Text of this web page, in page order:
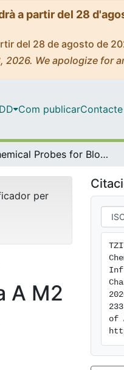
a partir del 28
del 28 de agosto de
We apologize for
Com publicarContacte
Chemical Probes for Blocking of Influenza A M2 Wild-type and S31N Channels
per
A M2
of